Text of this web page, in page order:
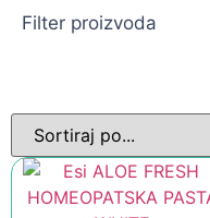
Filter proizvoda